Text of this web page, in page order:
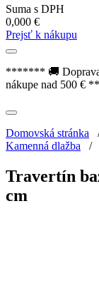
Suma s DPH
0,000 €
Prejsť k nákupu
******* 🚚 Doprava
nákupe nad 500 €
Domovská stránka
Kamenná dlažba /
Travertín
cm